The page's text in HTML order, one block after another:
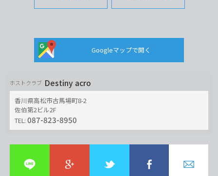
Googleマップで開く
ホストクラブ Destiny acro
香川県高松市古馬場町8-2
佐伯第2ビル2F
TEL: 087-823-8950